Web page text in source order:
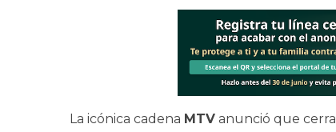
La icónica cadena MTV anunció que